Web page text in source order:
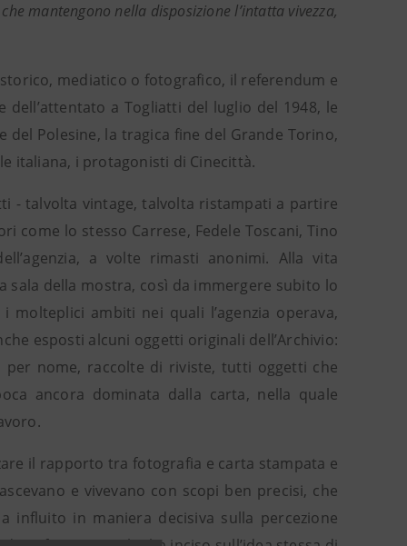
mantengono nella disposizione l’intatta vivezza,
mediatico o fotografico, il referendum e
dell’attentato a Togliatti del luglio del 1948, le
del Polesine, la tragica fine del Grande Torino,
italiana, i protagonisti di Cinecittà.
- talvolta vintage, talvolta ristampati a partire
come lo stesso Carrese, Fedele Toscani, Tino
a volte rimasti anonimi. Alla vita
sala della mostra, così da immergere subito lo
ambiti nei quali l’agenzia operava,
esposti alcuni oggetti originali dell’Archivio:
nome, raccolte di riviste, tutti oggetti che
ancora dominata dalla carta, nella quale
il rapporto tra fotografia e carta stampata e
e vivevano con scopi ben precisi, che
influito in maniera decisiva sulla percezione